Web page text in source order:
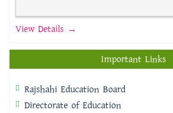
View Details →
Important Links
Rajshahi Education Board
Directorate of Education